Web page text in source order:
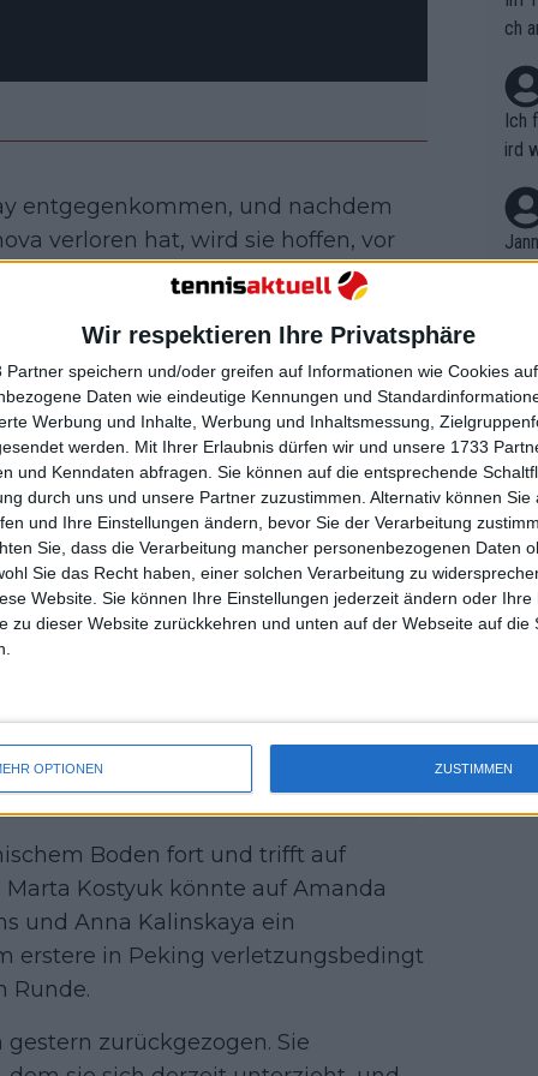
Wir respektieren Ihre Privatsphäre
Partner speichern und/oder greifen auf Informationen wie Cookies
Daten wie eindeutige Kennungen und
Werbung und Inhalte, Werbung und Inhaltsmessung,
werden. Mit Ihrer Erlaubnis dürfen wir und unsere 1733
und Kenndaten abfragen. Sie können auf die entsprechende
durch uns und unsere Partner zuzustimmen. Alternativ können Sie
und Ihre Einstellungen ändern, bevor Sie der Verarbeitung
Sie, dass die Verarbeitung mancher personenbezogenen Daten
Sie das Recht haben, einer solchen Verarbeitung zu
Website. Sie können Ihre Einstellungen jederzeit ändern oder Ihre
zu dieser Website zurückkehren und unten auf der Webseite auf die
OPTIONEN ZUSTIMMEN
entgegenkommen, und nachdem
verloren hat, wird sie hoffen, vor
zurückzukehren. In der zweiten
oder Katerina Siniakova. Donna
trifft auf Elise Mertens.
oder Anastasia Potapova und
In der dritten Runde lauern Paula
Paolini erhielt ein Freilos und
könnte dann auf Mirra Andreeva
auf Leylah Fernandez oder Diana
Wochenende den Titel gewinnen
so dass sie immer noch als
Peng Shuai-Saga
1000 auf dem Programm
Boden fort und trifft auf
Kostyuk könnte auf Amanda
und Anna Kalinskaya ein
erstere in Peking verletzungsbedingt
Runde.
zurückgezogen. Sie
ch
Ich
ird
r in
em
t,
B.
on
uss
mal
des
n
nt.
kel